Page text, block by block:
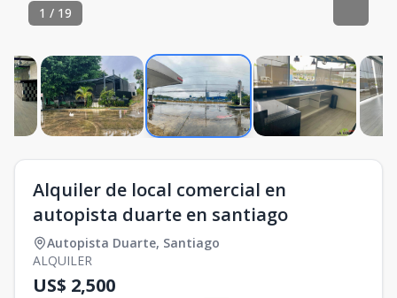
1 / 19
Alquiler de local comercial en
autopista duarte en santiago
Autopista Duarte, Santiago
ALQUILER
US$ 2,500